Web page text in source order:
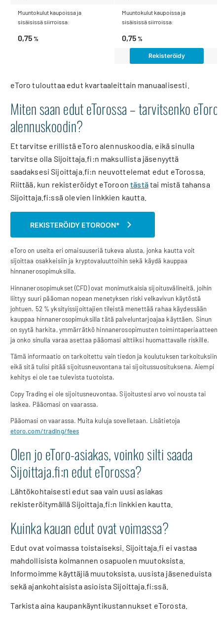
0,75 % 0,75 %
Rekisteröidy
eToro tulouttaa edut kvartaaleittain manuaalisesti.
Miten saan edut eTorossa – tarvitsenko eToro
alennuskoodin?
Et tarvitse erillistä eToro alennuskoodia, eikä sinulla
tarvitse olla Sijoittaja.fi:n maksullista jäsenyyttä
saadaksesi Sijoittaja.fi:n neuvottelemat edut eTorossa.
Riittää, kun rekisteröidyt eToroontästätai mistä tahansa
Sijoittaja.fi:ssä olevien linkkien kautta.
REKISTERÖIDY ETOROON*
eToro on useita eri omaisuuseriä tukeva alusta, jonka kautta voit
sijoittaa osakkeisiin ja kryptovaluuttoihin sekä käydä kauppaa
hinnanerosopimuksilla.
Hinnanerosopimukset (CFD) ovat monimutkaisia sijoitusvälineitä, joihin
liittyy suuri pääoman nopean menetyksen riski velkavivun käytöstä
johtuen. 52 % yksityissijoittajien tileistä menettää rahaa käydessään
kauppaa hinnanerosopimuksilla tätä palveluntarjoajaa käyttäen. Sinun
on syytä harkita, ymmärrätkö hinnanerosopimusten toimintaperiaatteen
ja onko sinulla varaa asettaa pääomasi alttiiksi huomattavalle riskille.
Tämä informaatio on tarkoitettu vain tiedon ja koulutuksen tarkoituksiin
eikä sitä tulisi pitää sijoitusneuvontana tai sijoitussuosituksena. Aiempi
kehitys ei ole tae tulevista tuotoista.
Copy Trading ei ole sijoitusneuvontaa. Sijoitustesi arvo voi nousta tai
laskea. Pääomasi on vaarassa.
Pääomasi on vaarassa. Muita kuluja sovelletaan. Lisätietoja
etoro.com/trading/fees
Olen jo eToro-asiakas, voinko silti saada
Sijoittaja.fi:n edut eTorossa?
Lähtökohtaisesti edut saa vain uusi asiakas
rekisteröitymällä Sijoittaja.fi:n linkkien kautta.
Kuinka kauan edut ovat voimassa?
Edut ovat voimassa toistaiseksi. Sijoittaja.fi ei vastaa
mahdollisista kolmannen osapuolen muutoksista.
Informoimme käyttäjiä muutoksista, uusista jäseneduista
sekä ajankohtaisista asioista Sijoittaja.fi:ssä.
Tarkista aina kaupankäyntikustannukset eTorosta.